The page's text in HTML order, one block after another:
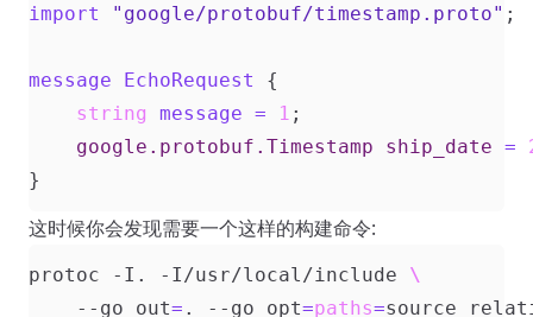
import "google/protobuf/timestamp.proto" ;
message EchoRequest
{
string
message = 1 ;
google.protobuf.Timestamp
ship_date =
}
这时候你会发现需要一个这样的构建命令:
protoc -I. -I/usr/local/include
    --go_out
= . --go_opt=paths=